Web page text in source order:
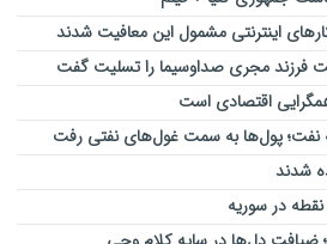
فرزند مجری صداوسیما را تسلیت گفت
اقتصادی است